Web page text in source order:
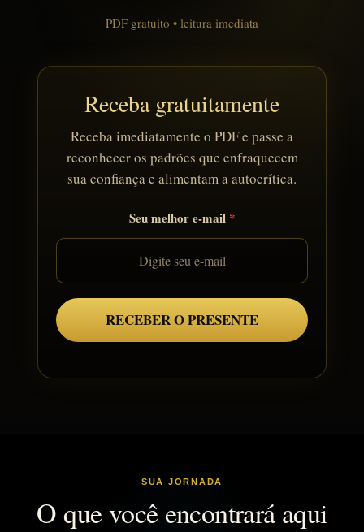
PDF gratuito • leitura imediata
Receba gratuitamente
Receba imediatamente o PDF e passe a
reconhecer os padrões que enfraquecem
sua confiança e alimentam a autocrítica.
Seu melhor e-mail
RECEBER O PRESENTE
SUA JORNADA
O que você encontrará aqui